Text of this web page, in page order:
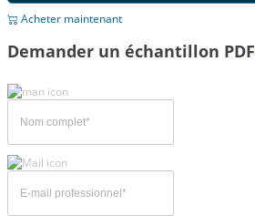
Acheter maintenant
Demander un échantillon PDF